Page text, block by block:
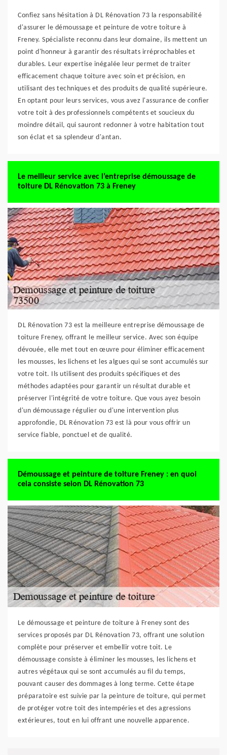
Confiez sans hésitation à DL Rénovation 73 la responsabilité
d'assurer le démoussage et peinture de votre toiture à
Freney. Spécialiste reconnu dans leur domaine, ils mettent un
point d'honneur à garantir des résultats irréprochables et
durables. Leur expertise inégalée leur permet de traiter
efficacement chaque toiture avec soin et précision, en
utilisant des techniques et des produits de qualité supérieure.
En optant pour leurs services, vous avez l'assurance de confier
votre toit à des professionnels compétents et soucieux du
moindre détail, qui sauront redonner à votre habitation tout
son éclat et sa splendeur d'antan.
Le meilleur service avec l’entreprise démoussage de
toiture DL Rénovation 73 à Freney
DL Rénovation 73 est la meilleure entreprise démoussage de
toiture Freney, offrant le meilleur service. Avec son équipe
dévouée, elle met tout en œuvre pour éliminer efficacement
les mousses, les lichens et les algues qui se sont accumulés sur
votre toit. Ils utilisent des produits spécifiques et des
méthodes adaptées pour garantir un résultat durable et
préserver l'intégrité de votre toiture. Que vous ayez besoin
d'un démoussage régulier ou d'une intervention plus
approfondie, DL Rénovation 73 est là pour vous offrir un
service fiable, ponctuel et de qualité.
Démoussage et peinture de toiture Freney : en quoi
cela consiste selon DL Rénovation 73
Le démoussage et peinture de toiture à Freney sont des
services proposés par DL Rénovation 73, offrant une solution
complète pour préserver et embellir votre toit. Le
démoussage consiste à éliminer les mousses, les lichens et
autres végétaux qui se sont accumulés au fil du temps,
pouvant causer des dommages à long terme. Cette étape
préparatoire est suivie par la peinture de toiture, qui permet
de protéger votre toit des intempéries et des agressions
extérieures, tout en lui offrant une nouvelle apparence.